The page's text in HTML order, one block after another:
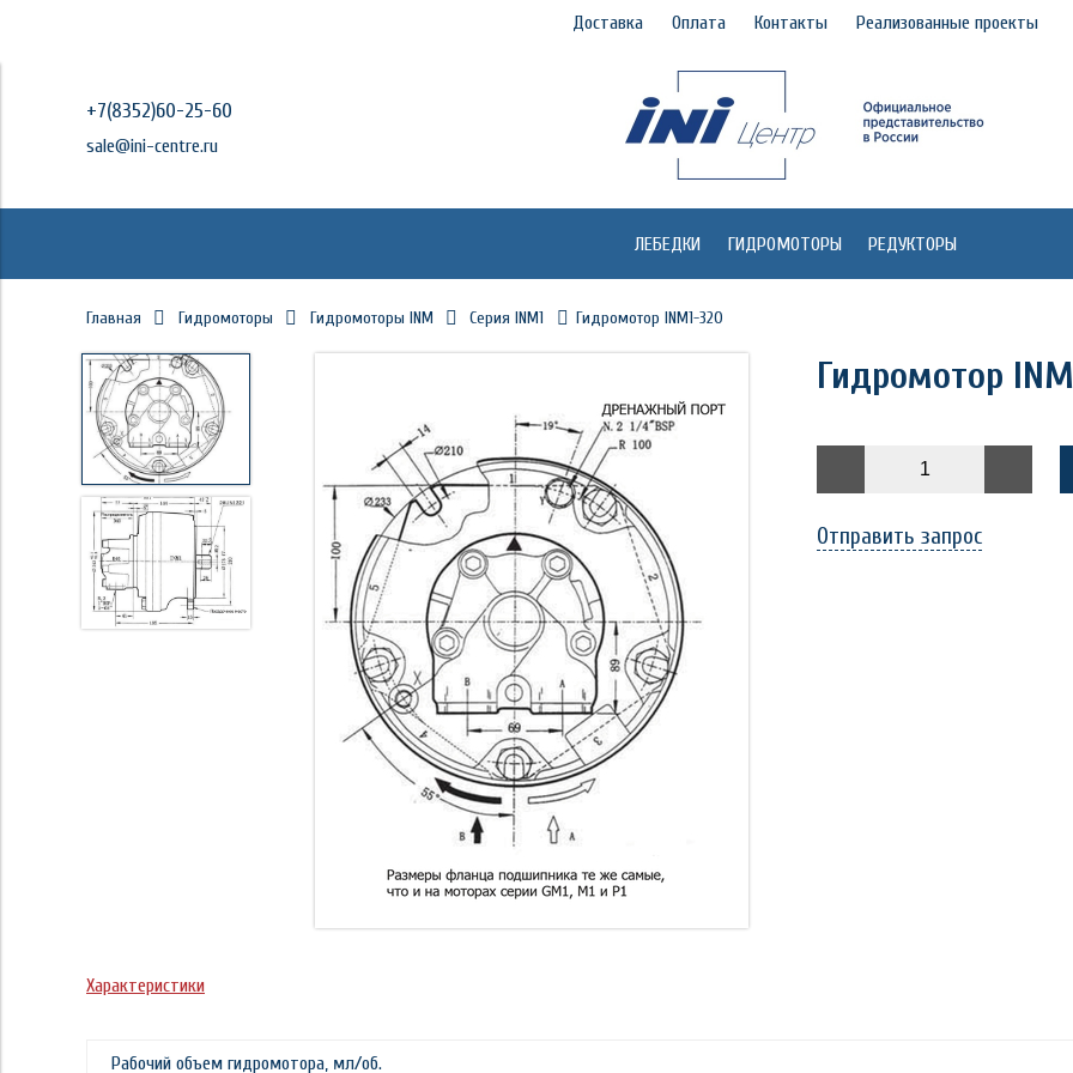
Доставка Оплата Контакты Реализованные проекты
+7(8352)60-25-60
sale@ini-centre.ru
ЛЕБЕДКИ ГИДРОМОТОРЫ РЕДУКТОРЫ
Главная Гидромоторы Гидромоторы INM Серия INM1 Гидромотор INM1-320
Гидромотор
Отправить запрос
Характеристики
Рабочий объем гидромотора, мл/об.